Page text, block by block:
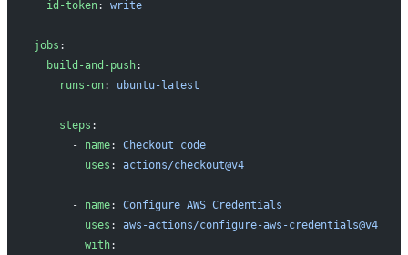
  id-token
: write
jobs :
  build-and-push
:
    runs-on
: ubuntu-latest
    steps
:
      -
name: Checkout code
        uses
: actions/checkout@v4
      -
name: Configure AWS Credentials
        uses
: aws-actions/configure-aws-credentials@v4
        with
: